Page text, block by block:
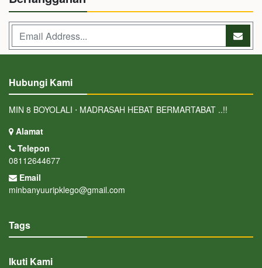
Hubungi Kami
MIN 8 BOYOLALI ⋅ MADRASAH HEBAT BERMARTABAT ..!!
Alamat
Telepon
08112644677
Email
minbanyuuripklego@gmail.com
Tags
Ikuti Kami